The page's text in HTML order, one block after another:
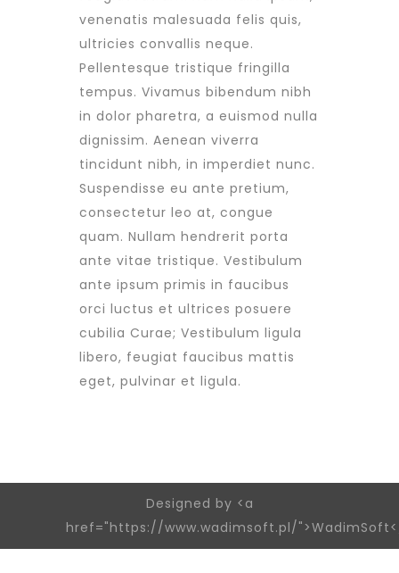
venenatis malesuada felis quis,
ultricies convallis neque.
Pellentesque tristique fringilla
tempus. Vivamus bibendum nibh
in dolor pharetra, a euismod nulla
dignissim. Aenean viverra
tincidunt nibh, in imperdiet nunc.
Suspendisse eu ante pretium,
consectetur leo at, congue
quam. Nullam hendrerit porta
ante vitae tristique. Vestibulum
ante ipsum primis in faucibus
orci luctus et ultrices posuere
cubilia Curae; Vestibulum ligula
libero, feugiat faucibus mattis
eget, pulvinar et ligula.
Designed by <a
href="https://www.wadimsoft.pl/